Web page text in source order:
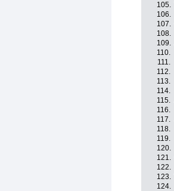
105.
106.
107.
108.
109.
110.
111.
112.
113.
114.
115.
116.
117.
118.
119.
120.
121.
122.
123.
124.